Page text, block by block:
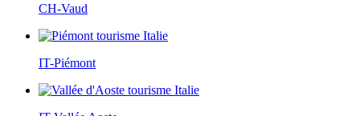
CH-Vaud
IT-Piémont